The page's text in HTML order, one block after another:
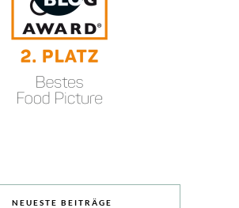
NEUESTE BEITRÄGE